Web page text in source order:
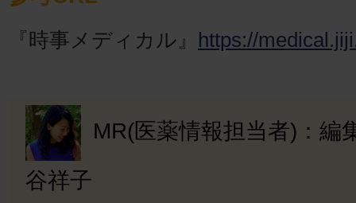
『時事メディカル』 https://
MR(医薬情報担当者)：編
谷祥子